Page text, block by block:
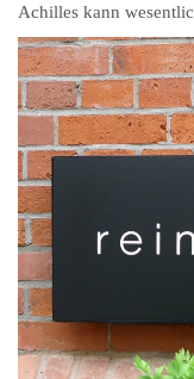
Achilles kann